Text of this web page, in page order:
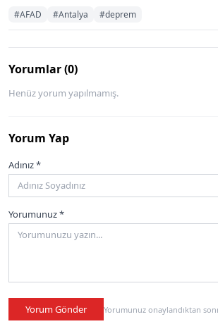
#AFAD #Antalya #deprem
Yorumlar (0)
Henüz yorum yapılmamış.
Yorum Yap
Adınız *
Yorumunuz *
Yorum Gönder Yorumunuz onaylandıktan